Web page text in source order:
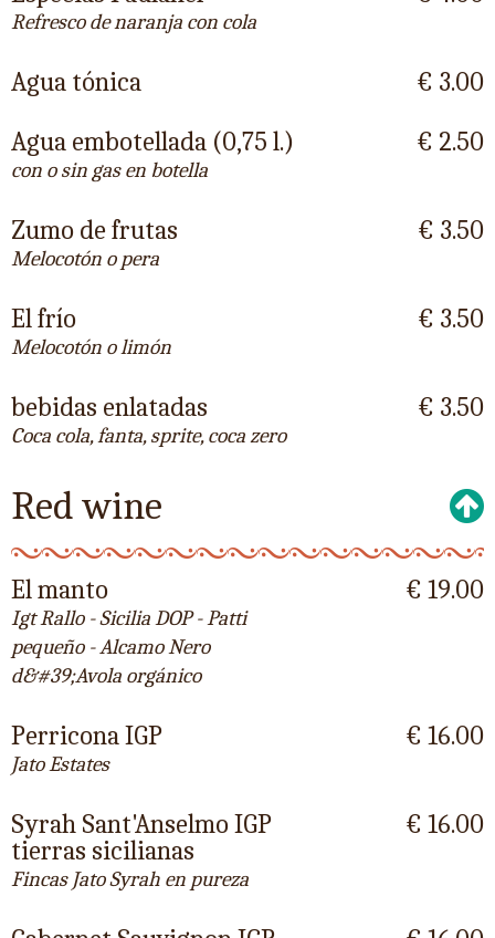
Refresco de naranja con cola
Agua tónica
€ 3.00
Agua embotellada (0,75 l.)
con o sin gas en botella
€ 2.50
Zumo de frutas
Melocotón o pera
€ 3.50
El frío
Melocotón o limón
€ 3.50
bebidas enlatadas
Coca cola, fanta, sprite, coca zero
€ 3.50
Red wine
El manto
Igt Rallo - Sicilia DOP - Patti
pequeño - Alcamo Nero
d&#39;Avola orgánico
€ 19.00
Perricona IGP
Jato Estates
€ 16.00
Syrah Sant'Anselmo IGP
tierras sicilianas
Fincas Jato Syrah en pureza
€ 16.00